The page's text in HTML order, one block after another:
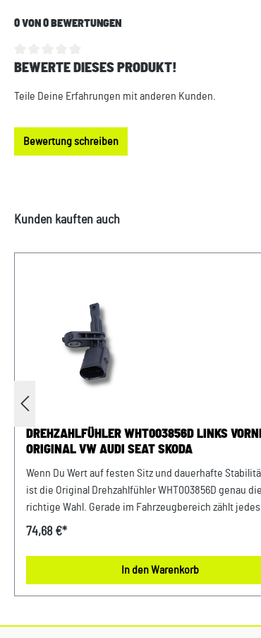
0 VON 0 BEWERTUNGEN
Durchschnittliche Bewertung von 0 von 5 Sternen
BEWERTE DIESES PRODUKT!
Teile Deine Erfahrungen mit anderen Kunden.
Bewertung schreiben
Produktgalerie überspringen
Kunden kauften auch
DREHZAHLFÜHLER WHT003856D LINKS
ORIGINAL VW AUDI SEAT SKODA
Wenn Du Wert auf festen Sitz und dauerhafte
ist die Original Drehzahlfühler WHT003856D genau die
richtige Wahl. Gerade im Fahrzeugbereich zählt
– deshalb profitierst Du von einem sicheren Gefühl
Verarbeitung garantiert eine lange Lebensdauer und
gleichbleibende Performance. Entwickelt für
Verwendung: 100 % passgenau, da Original Ersatzteile
74,68 €*
In den Warenkorb